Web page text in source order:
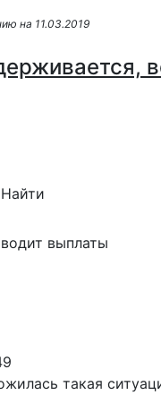
на 11.03.2019
выплаты
такая